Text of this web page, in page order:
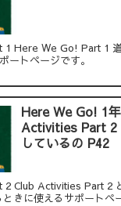
Here We Go! Part 1
ートページです。
Here We Go! 1
Activities Part 2
しているの P42
Club Activities Part 2
きに使えるサポートペ